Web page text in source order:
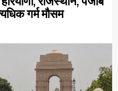
गर्म मौसम